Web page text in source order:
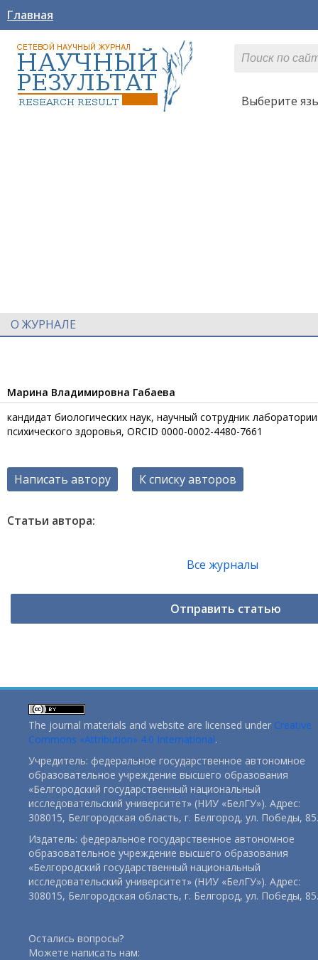
Главная
Выберите
О ЖУРНАЛЕ
Марина Владимировна Габаева
кандидат биологических наук, научный сотрудник
психического здоровья, ORCID 0000-0002-4480-7661
Написать автору К списку авторов
Статьи автора:
Все журналы
Отправить статью
The journal materials and website are licensed under Creative
Commons «Attribution» 4.0 International.
Учредитель: федеральное государственное автономное
образовательное учреждение высшего образования
«Белгородский государственный национальный
исследовательский университет» (НИУ «БелГУ»). Адрес:
308015, Белгородская область, г. Белгород, ул. Победы, 85.
Издатель: федеральное государственное автономное
образовательное учреждение высшего образования
«Белгородский государственный национальный
исследовательский университет» (НИУ «БелГУ»). Адрес:
308015, Белгородская область, г. Белгород, ул. Победы, 85.
Остались вопросы?
Можете написать нам: